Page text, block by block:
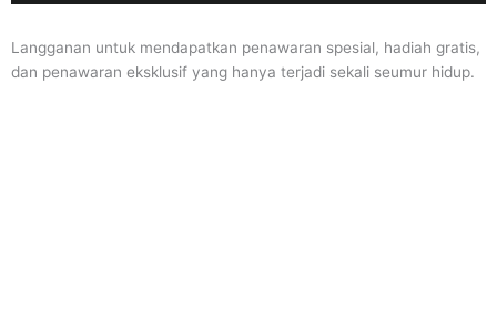
Langganan untuk mendapatkan penawaran spesial, hadiah gratis,
dan penawaran eksklusif yang hanya terjadi sekali seumur hidup.